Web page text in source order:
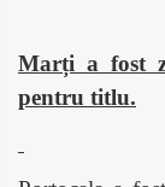
Marți a fost
pentru titlu.